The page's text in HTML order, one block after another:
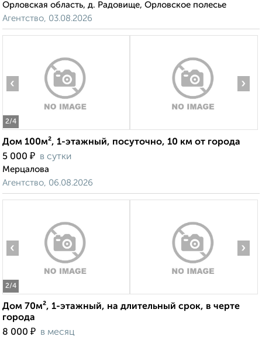
Орловская область, д. Радовище, Орловское полесье
Агентство, 03.08.2026
2/4
‹ ›
Дом 100м², 1-этажный, посуточно, 10 км от города
5 000 ₽ в сутки
Мерцалова
Агентство, 06.08.2026
2/4
‹ ›
Дом 70м², 1-этажный, на длительный срок, в черте
города
8 000 ₽ в месяц